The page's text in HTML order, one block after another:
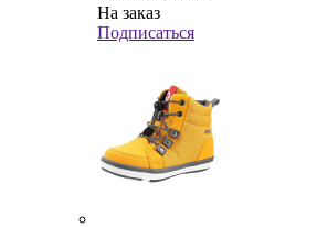
На заказ
Подписаться